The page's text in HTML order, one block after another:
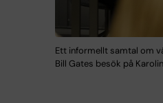
Ett informellt samtal om
Bill Gates besök på